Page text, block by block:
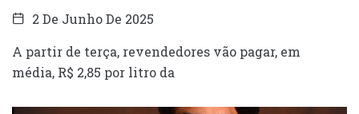
2 De Junho De 2025
A partir de terça, revendedores vão pagar, em
média, R$ 2,85 por litro da